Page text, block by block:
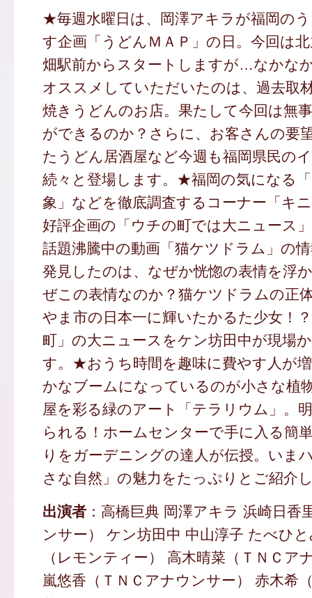
★毎週水曜日は、岡澤アキラが福岡の
す企画「うどんＭＡＰ」の日。今回は
畑駅前からスタートしますが…なかな
オススメしていただいたのは、過去取
焼きうどんのお店。果たして今回は無
ができるのか？さらに、お客さんの要
たうどん居酒屋など今週も福岡県民の
続々と登場します。★福岡の気になる
象」などを徹底調査するコーナー「キ
好評企画の「ウチの町では大ニュース
話題沸騰中の動画「猫ケツドラム」の
発見したのは、なぜか恍惚の表情を浮
ぜこの表情なのか？猫ケツドラムの正
やま市の日本一に輝いたかるた少女！
町」の大ニュースをケン坊田中が現場
す。★おうち時間を趣味に費やす人が
かなブームになっているのが小さな植
屋を彩る緑のアート「テラリウム」。
られる！ホームセンターで手に入る簡
りをガーデニングの達人が伝授。いま
さな自然」の魅力をたっぷりとご紹介
出演者：高橋巨典 岡澤アキラ 浜崎日香
ンサー） ケン坊田中 中山淳子 たべひ
（レモンティー） 高木晴菜（ＴＮＣア
嵐悠香（ＴＮＣアナウンサー） 赤木希